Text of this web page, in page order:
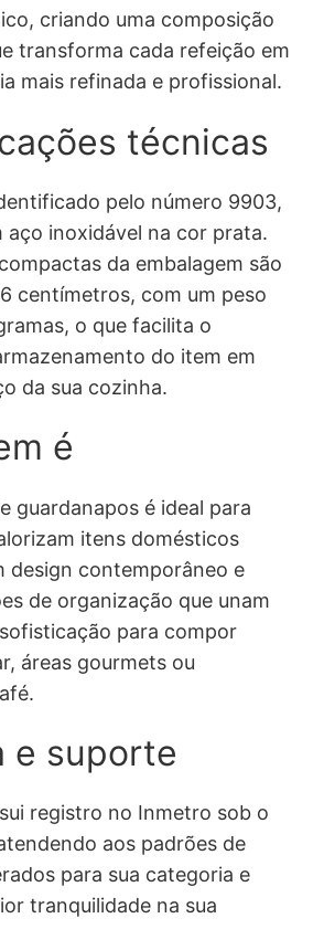
criando uma composição
transforma cada refeição em
mais refinada e profissional.
técnicas
pelo número 9903,
aço inoxidável na cor prata.
da embalagem são
centímetros, com um peso
o que facilita o
do item em
da sua cozinha.
é
guardanapos é ideal para
itens domésticos
design contemporâneo e
de organização que unam
para compor
áreas gourmets ou
e suporte
registro no Inmetro sob o
aos padrões de
para sua categoria e
tranquilidade na sua